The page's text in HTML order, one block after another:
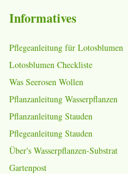
Informatives
Pflegeanleitung für Lotosblumen
Lotosblumen Checkliste
Was Seerosen Wollen
Pflanzanleitung Wasserpflanzen
Pflanzanleitung Stauden
Pflegeanleitung Stauden
Über's Wasserpflanzen-Substrat
Gartenpost